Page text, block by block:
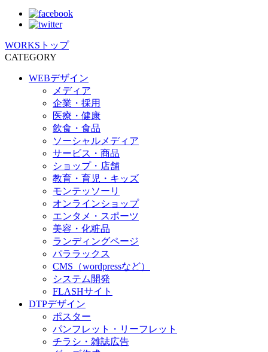
WORKSトップ
CATEGORY
WEBデザイン
メディア
企業・採用
医療・健康
飲食・食品
ソーシャルメディア
サービス・商品
ショップ・店舗
教育・育児・キッズ
モンテッソーリ
オンラインショップ
エンタメ・スポーツ
美容・化粧品
ランディングページ
パララックス
CMS（wordpressなど）
システム開発
FLASHサイト
DTPデザイン
ポスター
パンフレット・リーフレット
チラシ・雑誌広告